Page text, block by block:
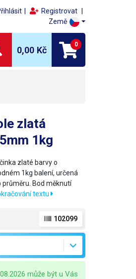
Registrovat
Země
0,00 Kč
0
zlatá
1kg
zlaté barvy o
1kg balení, určená
Bod měknutí
textu
102099
může být u Vás